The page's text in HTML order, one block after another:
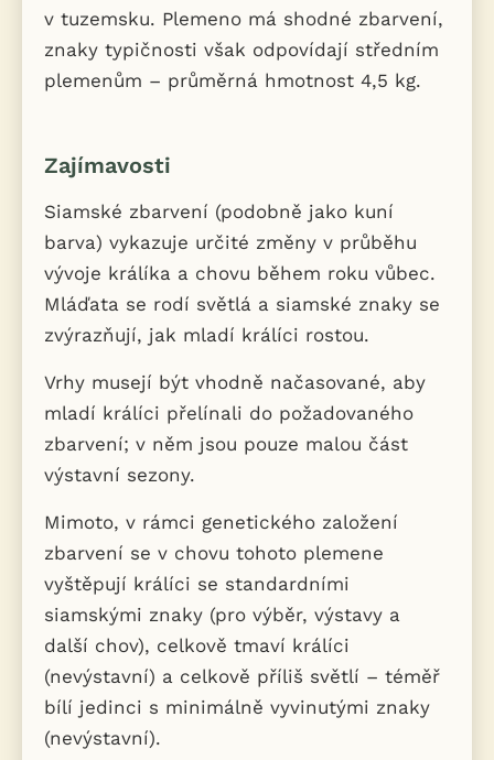
v tuzemsku. Plemeno má shodné zbarvení,
znaky typičnosti však odpovídají středním
plemenům – průměrná hmotnost 4,5 kg.
Zajímavosti
Siamské zbarvení (podobně jako kuní
barva) vykazuje určité změny v průběhu
vývoje králíka a chovu během roku vůbec.
Mláďata se rodí světlá a siamské znaky se
zvýrazňují, jak mladí králíci rostou.
Vrhy musejí být vhodně načasované, aby
mladí králíci přelínali do požadovaného
zbarvení; v něm jsou pouze malou část
výstavní sezony.
Mimoto, v rámci genetického založení
zbarvení se v chovu tohoto plemene
vyštěpují králíci se standardními
siamskými znaky (pro výběr, výstavy a
další chov), celkově tmaví králíci
(nevýstavní) a celkově příliš světlí – téměř
bílí jedinci s minimálně vyvinutými znaky
(nevýstavní).